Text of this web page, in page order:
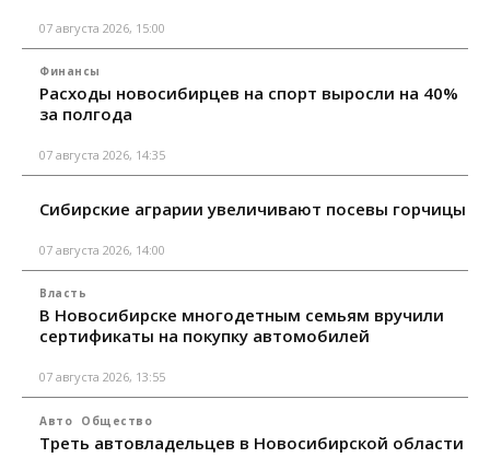
07 августа 2026, 15:00
Финансы
Расходы новосибирцев на спорт выросли на 40%
за полгода
07 августа 2026, 14:35
Сибирские аграрии увеличивают посевы горчицы
07 августа 2026, 14:00
Власть
В Новосибирске многодетным семьям вручили
сертификаты на покупку автомобилей
07 августа 2026, 13:55
Авто Общество
Треть автовладельцев в Новосибирской области